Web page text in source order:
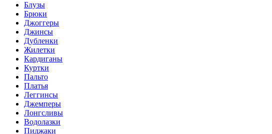
Блузы
Брюки
Джоггеры
Джинсы
Дубленки
Жилетки
Кардиганы
Куртки
Пальто
Платья
Леггинсы
Джемперы
Лонгсливы
Водолазки
Пиджаки